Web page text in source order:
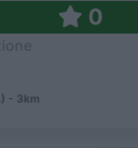
0
- 3km